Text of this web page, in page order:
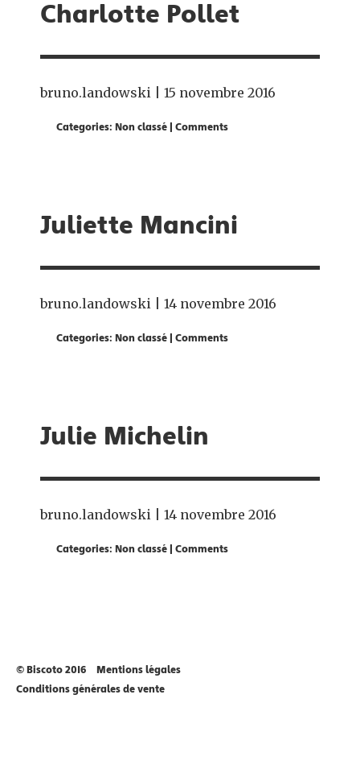
Charlotte Pollet
bruno.landowski 15 novembre 2016
Categories: Non classé Comments
Juliette Mancini
bruno.landowski 14 novembre 2016
Categories: Non classé Comments
Julie Michelin
bruno.landowski 14 novembre 2016
Categories: Non classé Comments
© Biscoto 2016
Mentions légales
Conditions générales de vente